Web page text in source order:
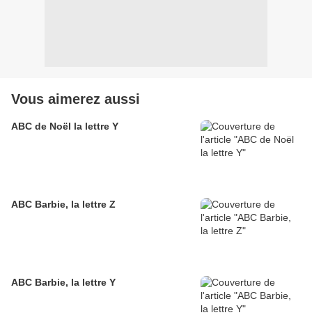
Vous aimerez aussi
ABC de Noël la lettre Y
ABC Barbie, la lettre Z
ABC Barbie, la lettre Y